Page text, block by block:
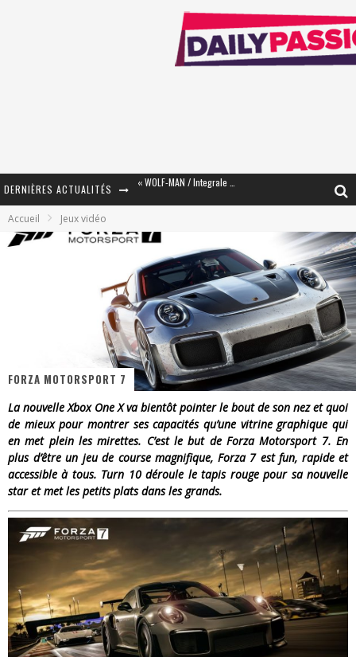
DERNIÈRES ACTUALITÉS « The Broken Ring / This Mariage Will Fail Anyway » (Tome 2) – Préparer sa vengeance…
« Le Béton et le Bambou / Propositions pour Mayotte et le Monde. » - Améliorations !
Star Fox
PsyRiver 2026 : la magie revient sur les rives de l’Aar
« MOFUSAND / Parler Japonais » – Des Expressions Pratiques !
Assassin's Creed Black Flag Resynced
« Le Vent dand les Saules » - Une Belle Histoire !
« Damn Them All » - Un duo de Choc !
Yoshi and the mysterious book
Accueil Jeux vidéo
FORZA MOTORSPORT 7
La nouvelle Xbox One X va bientôt pointer le bout de son nez et quoi
de mieux pour montrer ses capacités qu’une vitrine graphique qui
en met plein les mirettes. C’est le but de Forza Motorsport 7. En
plus d’être un jeu de course magnifique, Forza 7 est fun, rapide et
accessible à tous. Turn 10 déroule le tapis rouge pour sa nouvelle
star et met les petits plats dans les grands.